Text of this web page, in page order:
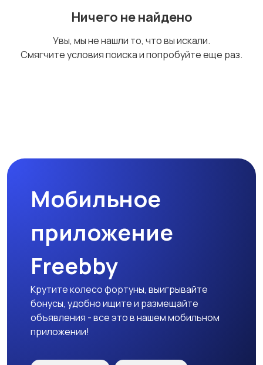
Ничего не найдено
Увы, мы не нашли то, что вы искали.
Смягчите условия поиска и попробуйте еще раз.
Мобильное
приложение
Freebby
Крутите колесо фортуны, выигрывайте
бонусы, удобно ищите и размещайте
объявления - все это в нашем мобильном
приложении!